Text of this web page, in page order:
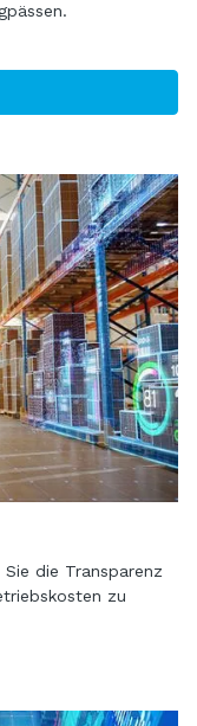
die Transparenz
zu